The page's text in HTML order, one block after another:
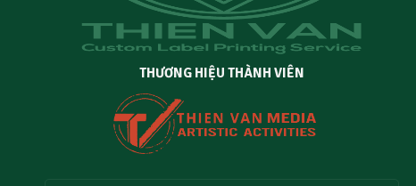
THƯƠNG HIỆU THÀNH VIÊN